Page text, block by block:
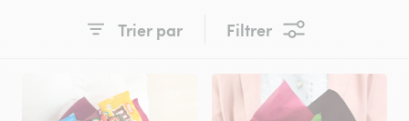
Trier par Filtrer